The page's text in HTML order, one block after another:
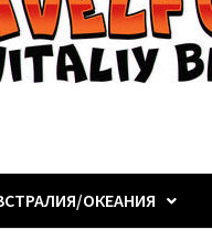
ОКЕАНИЯ